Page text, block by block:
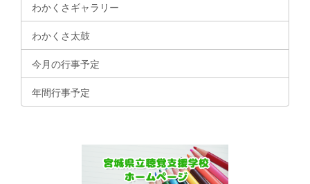
わかくさギャラリー
わかくさ太鼓
今月の行事予定
年間行事予定